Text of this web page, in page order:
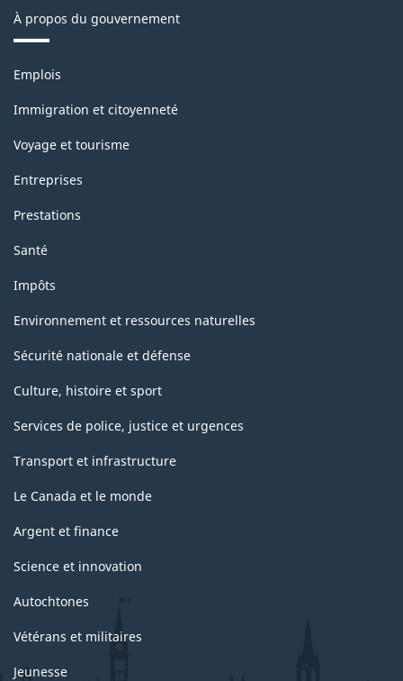
sur
l'écoulement
À propos du gouvernement
Thèmes
sujets
Emplois
Immigration et citoyenneté
Voyage et tourisme
Entreprises
Prestations
Santé
Impôts
Environnement et ressources naturelles
Sécurité nationale et défense
Culture, histoire et sport
Services de police, justice et urgences
Transport et infrastructure
Le Canada et le monde
Argent et finance
Science et innovation
Autochtones
Vétérans et militaires
Jeunesse